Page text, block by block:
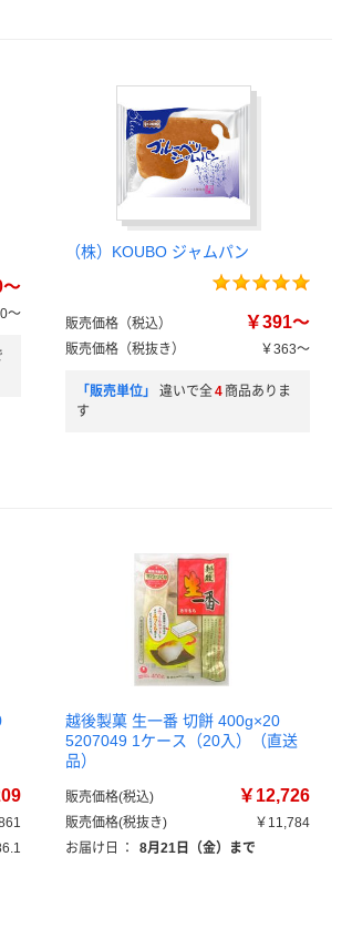
～
～
（株）KOUBO ジャムパン
販売価格（税込） ￥391～
販売価格（税抜き） ￥363～
「販売単位」 違いで全4 商品ありま
す
越後製菓 生一番 切餅 400g×20
5207049 1ケース（20入）（直送
品）
販売価格(税込) ￥12,726
販売価格(税抜き)
￥11,784
お届け日
： 8月21日（金）まで